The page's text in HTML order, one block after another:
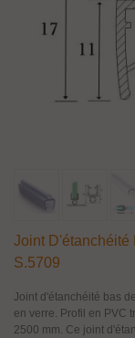
Joint D'étanchéité
S.5709
Joint d'étanchéité bas
en verre. Profil en PVC
2500 mm. Ce joint